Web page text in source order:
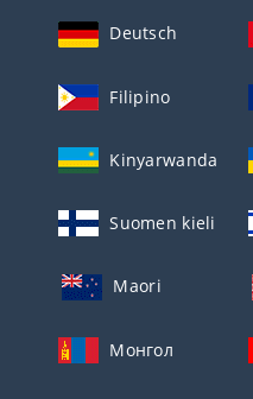
Deutsch
Filipino
Kinyarwanda
Suomen kieli
Maori
Монгол